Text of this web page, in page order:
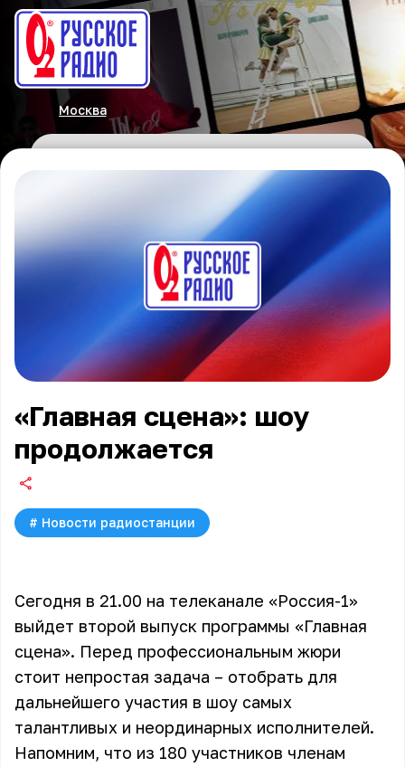
Москва
«Главная сцена»: шоу
продолжается
# Новости радиостанции
Сегодня в 21.00 на телеканале «Россия-1»
выйдет второй выпуск программы «Главная
сцена». Перед профессиональным жюри
стоит непростая задача – отобрать для
дальнейшего участия в шоу самых
талантливых и неординарных исполнителей.
Напомним, что из 180 участников членам